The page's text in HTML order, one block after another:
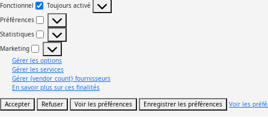
Fonctionnel
Fonctionnel
Toujours activé
Préférences
Préférences
Statistiques
Statistiques
Marketing
Marketing
Gérer les options
Gérer les services
Gérer {vendor_count} fournisseurs
En savoir plus sur ces finalités
Accepter
Refuser Voir les préférences Enregistrer les préférences Voir les